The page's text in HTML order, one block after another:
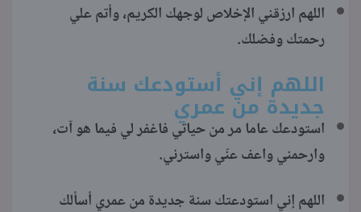
اللهم ارزقني الإخلاص لوجهك الكريم، وأتم علي
رحمتك وفضلك.
اللهم إني أستودعك سنة
جديدة من عمري
استودعك عاما مر من حياتي فاغفر لي فيما هو آت،
وارحمني واعف عنّي واسترني.
اللهم إني استودعتك سنة جديدة من عمري أسألك